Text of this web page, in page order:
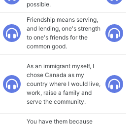
possible.
Friendship means serving,
and lending, one's strength
to one's friends for the
common good.
As an immigrant myself, I
chose Canada as my
country where I would live,
work, raise a family and
serve the community.
You have them because